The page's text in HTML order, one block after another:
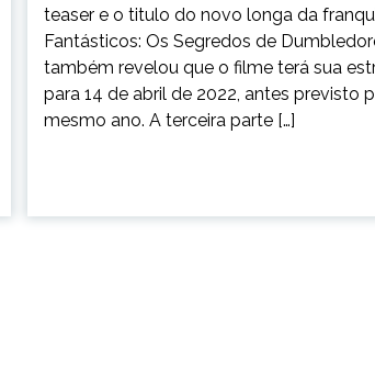
teaser e o titulo do novo longa da
Fantásticos: Os Segredos de
também revelou que o filme terá sua
para 14 de abril de 2022, antes previsto
mesmo ano. A terceira parte […]